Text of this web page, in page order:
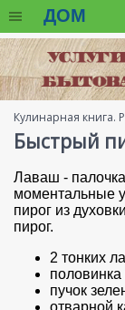
ДОМ
Кулинарная книга.
Быстрый
Лаваш -
моментальные
пирог из
пирог.
2 тонких
половинка
пучок